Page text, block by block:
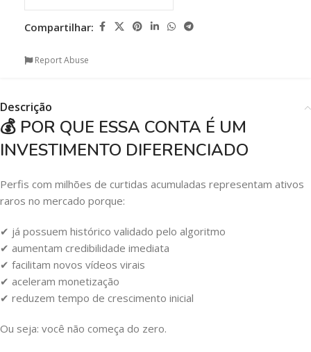
Compartilhar:
Report Abuse
Descrição
💰 POR QUE ESSA CONTA É UM
INVESTIMENTO DIFERENCIADO
Perfis com milhões de curtidas acumuladas representam ativos
raros no mercado porque:
✔ já possuem histórico validado pelo algoritmo
✔ aumentam credibilidade imediata
✔ facilitam novos vídeos virais
✔ aceleram monetização
✔ reduzem tempo de crescimento inicial
Ou seja: você não começa do zero.